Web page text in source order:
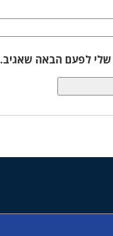
לפעם הבאה שאגיב.